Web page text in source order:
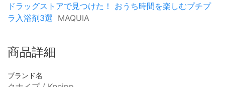
ドラッグストアで見つけた！ おうち時間を楽しむプチプ
ラ入浴剤3選 MAQUIA
商品詳細
ブランド名